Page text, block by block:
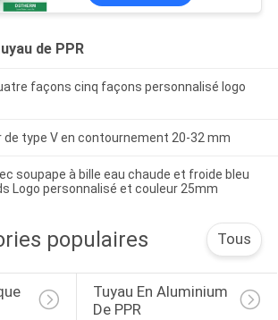
de PPR
façons cinq façons personnalisé logo
de type V en contournement 20-32 mm
soupape à bille eau chaude et froide bleu
Logo personnalisé et couleur 25mm
populaires Tous
Tuyau En Aluminium
De PPR